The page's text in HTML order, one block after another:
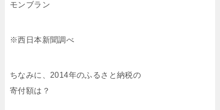
モンブラン
※西日本新聞調べ
ちなみに、2014年のふるさと納税の
寄付額は？